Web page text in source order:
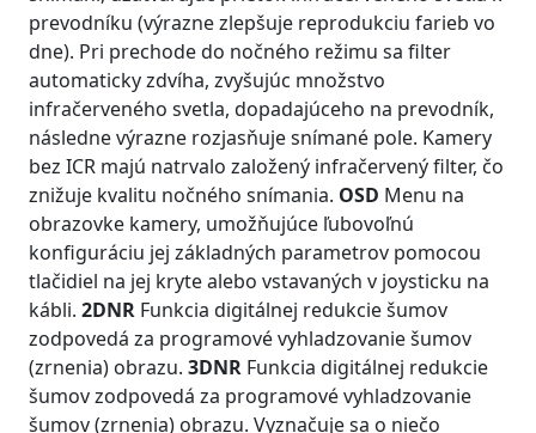
prevodníku (výrazne zlepšuje reprodukciu farieb vo
dne). Pri prechode do nočného režimu sa filter
automaticky zdvíha, zvyšujúc množstvo
infračerveného svetla, dopadajúceho na prevodník,
následne výrazne rozjasňuje snímané pole. Kamery
bez ICR majú natrvalo založený infračervený filter, čo
znižuje kvalitu nočného snímania. OSD Menu na
obrazovke kamery, umožňujúce ľubovoľnú
konfiguráciu jej základných parametrov pomocou
tlačidiel na jej kryte alebo vstavaných v joysticku na
kábli. 2DNR Funkcia digitálnej redukcie šumov
zodpovedá za programové vyhladzovanie šumov
(zrnenia) obrazu. 3DNR Funkcia digitálnej redukcie
šumov zodpovedá za programové vyhladzovanie
šumov (zrnenia) obrazu. Vyznačuje sa o niečo